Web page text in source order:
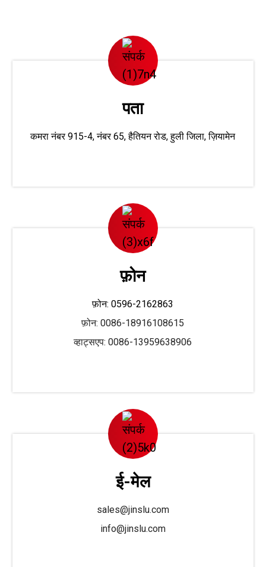
पता
कमरा नंबर 915-4, नंबर 65, हैतियन रोड, हुली जिला, ज़ियामेन
फ़ोन
फ़ोन: 0596-2162863
फ़ोन: 0086-18916108615
व्हाट्सएप: 0086-13959638906
ई-मेल
sales@jinslu.com
info@jinslu.com